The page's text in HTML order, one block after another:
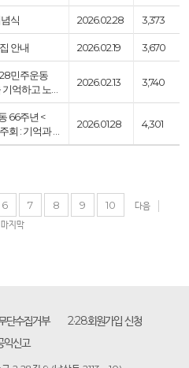
식 2026.02.28 3,373
안내 2026.02.19 3,670
민주운동
억하고 노…
2026.02.13 3,740
66주년 <
: 기억과 …
2026.01.28 4,301
6 7 8 9 10
다음
마지막
단수집거부
2·28회원가입 신청
익신고